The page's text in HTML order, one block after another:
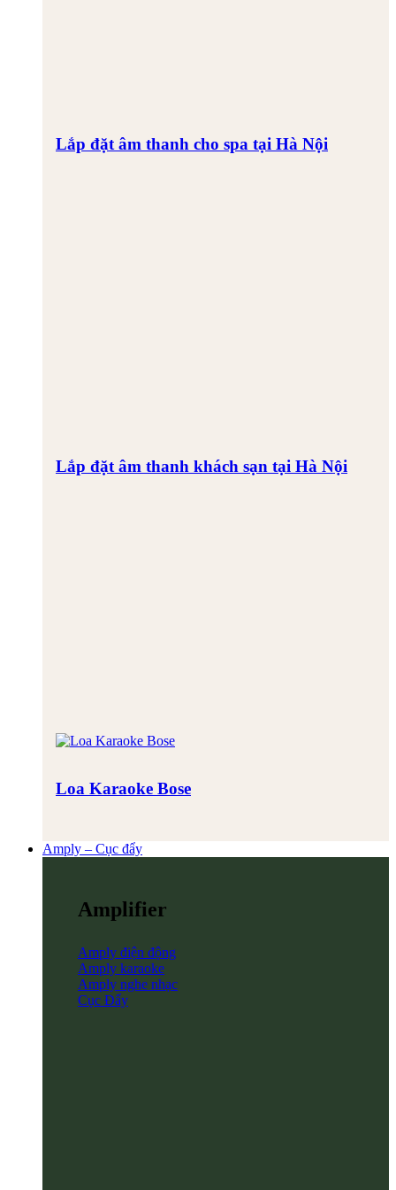
Lắp đặt âm thanh cho spa tại Hà Nội
Lắp đặt âm thanh khách sạn tại Hà Nội
Loa Karaoke Bose
Amply – Cục đẩy
Amplifier
Amply điện động
Amply karaoke
Amply nghe nhạc
Cục Đẩy